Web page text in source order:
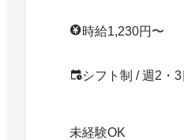
時給1,230円〜
シフト制 / 週2・
未経験OK